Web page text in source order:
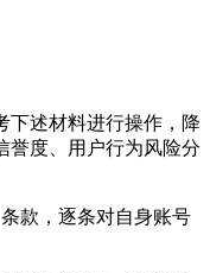
下述材料进行操作，降
誉度、用户行为风险分
款，逐条对自身账号